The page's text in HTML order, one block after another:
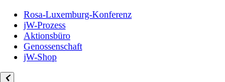
Rosa-Luxemburg-Konferenz
jW-Prozess
Aktionsbüro
Genossenschaft
jW-Shop